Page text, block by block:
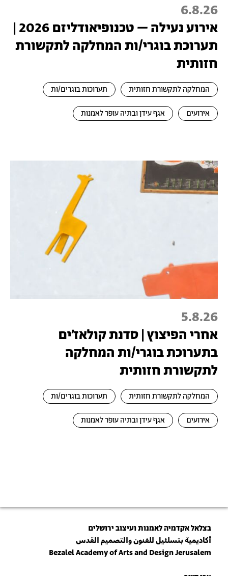
6.8.26
אירוע נעילה – טכנופיאודליזם 2026 |
תערוכת בוגרי/ות המחלקה לתקשורת
חזותית
המחלקה לתקשורת חזותית תערוכות בוגרים/ות
אירועים אגף עידן ובתיה עופר לאמנות
5.8.26
אחרי הפיצוץ | סדנת קולאז׳ים
בתערוכת בוגרי/ות המחלקה
לתקשורת חזותית
המחלקה לתקשורת חזותית תערוכות בוגרים/ות
אירועים אגף עידן ובתיה עופר לאמנות
בצלאל אקדמיה לאמנות ועיצוב ירושלים
أكاديمية بتسلئيل للفنون والتصميم القدس
Bezalel Academy of Arts and Design Jerusalem